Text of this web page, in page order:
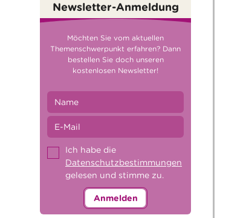
Newsletter-Anmeldung
Möchten Sie vom aktuellen
Themenschwerpunkt erfahren? Dann
bestellen Sie doch unseren
kostenlosen Newsletter!
Ich habe die
Datenschutzbestimmungen
gelesen und stimme zu.
Anmelden